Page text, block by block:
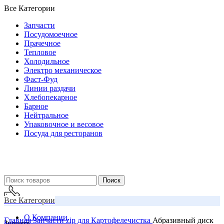
Все Категории
Запчасти
Посудомоечное
Прачечное
Тепловое
Холодильное
Электро механическое
Фаст-Фуд
Линии раздачи
Хлебопекарное
Барное
Нейтральное
Упаковочное и весовое
Посуда для ресторанов
Поиск
Все Категории
О Компании
ГлавнаяЗапчастиzip для Картофелечистка Абразивный диск